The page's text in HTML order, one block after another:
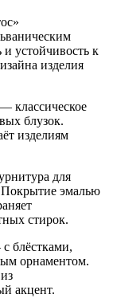
и устойчивость к
изделия
классическое
блузок.
изделиям
для
эмалью
стирок.
блёстками,
орнаментом.
акцент.